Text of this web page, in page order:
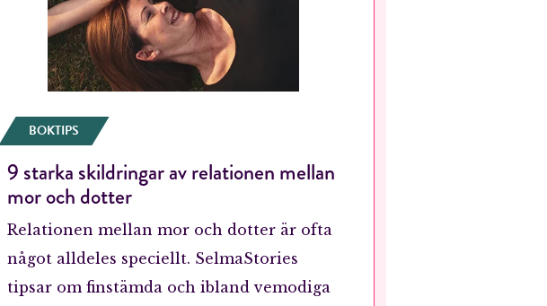
BOKTIPS
9 starka skildringar av relationen mellan
mor och dotter
Relationen mellan mor och dotter är ofta
något alldeles speciellt. SelmaStories
tipsar om finstämda och ibland vemodiga